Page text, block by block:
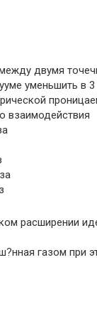
двумя
уменьшить в 3
взаимодействия
расширении
газом при